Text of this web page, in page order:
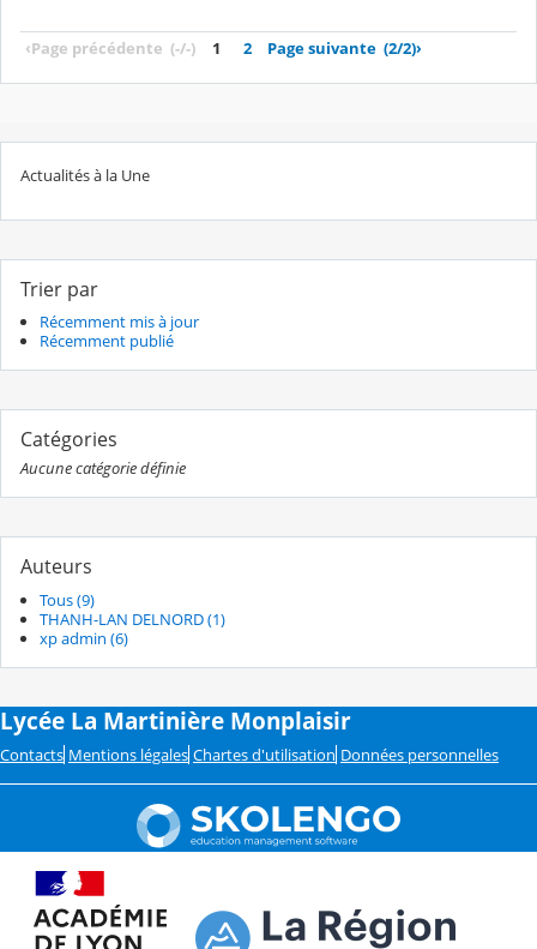
‹Page précédente (-/-) 1 2 Page suivante (2/2)›
Actualités à la Une
Trier par
Récemment mis à jour
Récemment publié
Catégories
Aucune catégorie définie
Auteurs
Tous (9)
THANH-LAN DELNORD (1)
xp admin (6)
Lycée La Martinière Monplaisir
Contacts Mentions légales Chartes d'utilisation Données personnelles